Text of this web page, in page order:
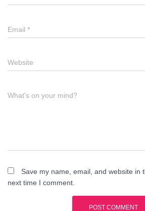
Email *
Website
What's on your mind?
Save my name, email, and website in
next time I comment.